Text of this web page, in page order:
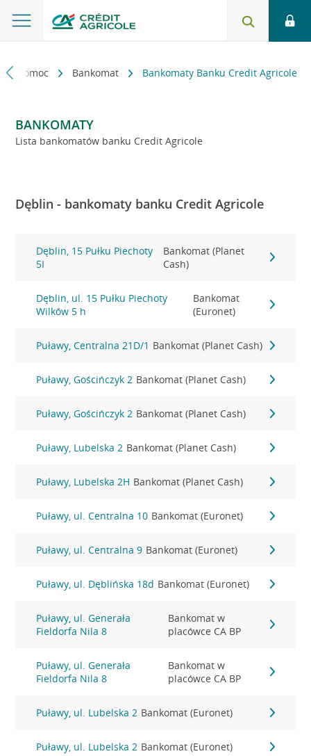
i pomoc Bankomat Bankomaty Banku Credit Agricole
BANKOMATY
Lista bankomatów banku Credit Agricole
Dęblin - bankomaty banku Credit Agricole
Dęblin, 15 Pułku Piechoty
5I
Bankomat (Planet
Cash)
Dęblin, ul. 15 Pułku Piechoty
Wilków 5 h
Bankomat
(Euronet)
Puławy, Centralna 21D/1 Bankomat (Planet Cash)
Puławy, Gościńczyk 2 Bankomat (Planet Cash)
Puławy, Gościńczyk 2 Bankomat (Planet Cash)
Puławy, Lubelska 2 Bankomat (Planet Cash)
Puławy, Lubelska 2H Bankomat (Planet Cash)
Puławy, ul. Centralna 10 Bankomat (Euronet)
Puławy, ul. Centralna 9 Bankomat (Euronet)
Puławy, ul. Dęblińska 18d Bankomat (Euronet)
Puławy, ul. Generała
Fieldorfa Nila 8
Bankomat w
placówce CA BP
Puławy, ul. Generała
Fieldorfa Nila 8
Bankomat w
placówce CA BP
Puławy, ul. Lubelska 2 Bankomat (Euronet)
Puławy, ul. Lubelska 2 Bankomat (Euronet)